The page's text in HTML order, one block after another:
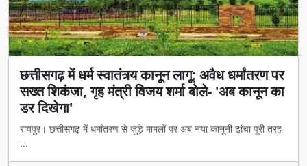
छत्तीसगढ़ में धर्म स्वातंत्र्य कानून लागू: अवैध धर्मांतरण पर
सख्त शिकंजा, गृह मंत्री विजय शर्मा बोले- 'अब कानून का
डर दिखेगा'
रायपुर। छत्तीसगढ़ में धर्मांतरण से जुड़े मामलों पर अब नया कानूनी ढांचा पूरी तरह
...